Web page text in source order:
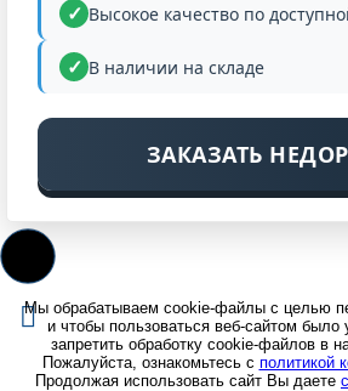
Высокое качество по
В наличии на складе
ЗАКАЗАТЬ
Мы обрабатываем cookie-файлы с целью
и чтобы пользоваться веб-сайтом
запретить обработку cookie-файлов в
Пожалуйста, ознакомьтесь с политикой
Продолжая использовать сайт Вы даете